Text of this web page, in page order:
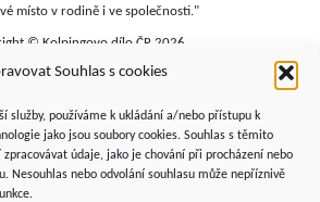
Souhlas s cookies
služby, používáme k ukládání a/nebo přístupu k
jako jsou soubory cookies. Souhlas s těmito
údaje, jako je chování při procházení nebo
Nesouhlas nebo odvolání souhlasu může nepříznivě
místo v rodině i ve společnosti."
© Kolpingovo dílo ČR 2026
Studentská 4
polikliniky, 4. patro
nad Sázavou, 591 01
+420 566 690 135